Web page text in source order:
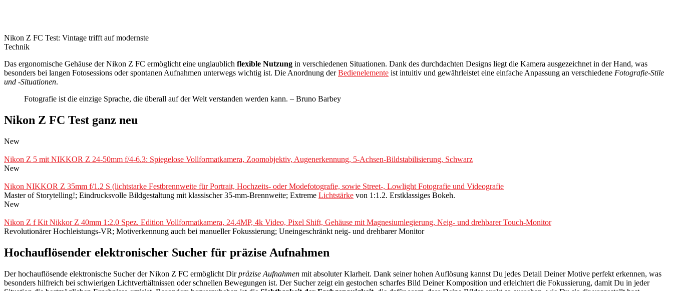
Nikon Z FC Test: Vintage trifft auf modernste
Technik
Das ergonomische Gehäuse der Nikon Z FC ermöglicht eine unglaublich flexible Nutzung in verschiedenen Situationen. Dank des durchdachten Designs liegt die Kamera ausgezeichnet in der Hand, was
besonders bei langen Fotosessions oder spontanen Aufnahmen unterwegs wichtig ist. Die Anordnung derBedienelemente ist intuitiv und gewährleistet eine einfache Anpassung an verschiedene Fotografie-Stile
und -Situationen.
Fotografie ist die einzige Sprache, die überall auf der Welt verstanden werden kann. – Bruno Barbey
Nikon Z FC Test ganz neu
New
Nikon Z 5 mit NIKKOR Z 24-50mm f/4-6.3: Spiegelose Vollformatkamera, Zoomobjektiv, Augenerkennung, 5-Achsen-Bildstabilisierung, Schwarz
New
Nikon NIKKOR Z 35mm f/1.2 S (lichtstarke Festbrennweite für Portrait, Hochzeits- oder Modefotografie, sowie Street-, Lowlight Fotografie und Videografie
Master of Storytelling!; Eindrucksvolle Bildgestaltung mit klassischer 35-mm-Brennweite; Extreme Lichtstärke von 1:1.2. Erstklassiges Bokeh.
New
Nikon Z f Kit Nikkor Z 40mm 1:2.0 Spez. Edition Vollformatkamera, 24.4MP, 4k Video, Pixel Shift, Gehäuse mit Magnesiumlegierung, Neig- und drehbarer Touch-Monitor
Revolutionärer Hochleistungs-VR; Motiverkennung auch bei manueller Fokussierung; Uneingeschränkt neig- und drehbarer Monitor
Hochauflösender elektronischer Sucher für präzise Aufnahmen
Der hochauflösende elektronische Sucher der Nikon Z FC ermöglicht Dirpräzise Aufnahmen mit absoluter Klarheit. Dank seiner hohen Auflösung kannst Du jedes Detail Deiner Motive perfekt erkennen, was
besonders hilfreich bei schwierigen Lichtverhältnissen oder schnellen Bewegungen ist. Der Sucher zeigt ein gestochen scharfes Bild Deiner Komposition und erleichtert die Fokussierung, damit Du in jeder